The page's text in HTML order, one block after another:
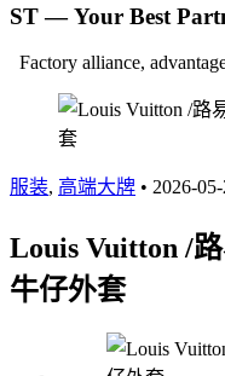
ST — Your Best
Factory alliance,
服装, 高端大牌 • 2026-
Louis Vuitton /
牛仔外套